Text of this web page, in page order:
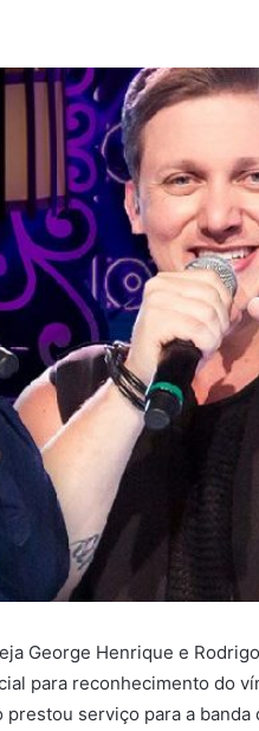
George Henrique e
para reconhecimento do
serviço para a banda